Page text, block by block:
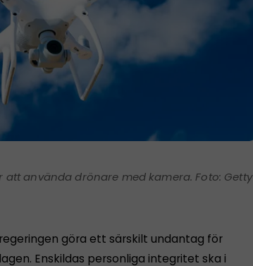
använda drönare med kamera. Foto: Getty
göra ett särskilt undantag för
Enskildas personliga integritet ska i